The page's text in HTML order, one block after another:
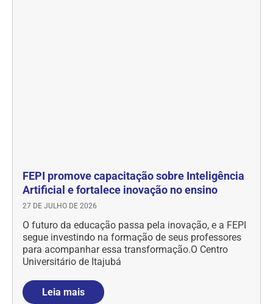
FEPI promove capacitação sobre Inteligência
Artificial e fortalece inovação no ensino
27 DE JULHO DE 2026
O futuro da educação passa pela inovação, e a FEPI
segue investindo na formação de seus professores
para acompanhar essa transformação.O Centro
Universitário de Itajubá
Leia mais